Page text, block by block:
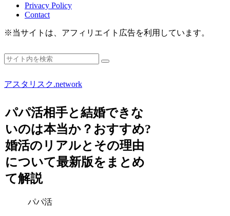
Privacy Policy
Contact
※当サイトは、アフィリエイト広告を利用しています。
アスタリスク.network
パパ活相手と結婚できな
いのは本当か？おすすめ?
婚活のリアルとその理由
について最新版をまとめ
て解説
パパ活